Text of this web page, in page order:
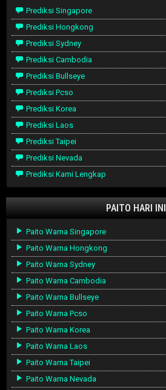
Prediksi Singapore
Prediksi Hongkong
Prediksi Sydney
Prediksi Cambodia
Prediksi Bullseye
Prediksi Pcso
Prediksi Korea
Prediksi Laos
Prediksi Taipei
Prediksi Nevada
Prediksi Kami Lengkap
PAITO HARI INI
Paito Warna Singapore
Paito Warna Hongkong
Paito Warna Sydney
Paito Warna Cambodia
Paito Warna Bullseye
Paito Warna Pcso
Paito Warna Korea
Paito Warna Laos
Paito Warna Taipei
Paito Warna Nevada